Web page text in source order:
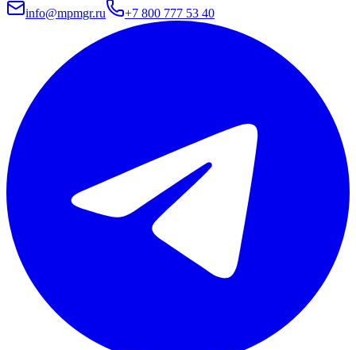
info@mpmgr.ru +7 800 777 53 40